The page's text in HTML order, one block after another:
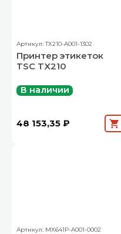
Артикул: TX210-A001-1302
Принтер этикеток
TSC TX210
В наличии
48 153,35 ₽
Артикул: MX641P-A001-0002